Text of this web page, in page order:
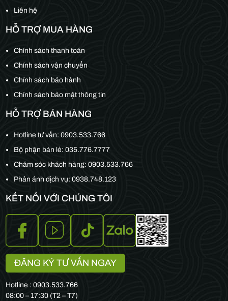
Liên hệ
HỖ TRỢ MUA HÀNG
Chính sách thanh toán
Chính sách vận chuyển
Chính sách bảo hành
Chính sách bảo mật thông tin
HỖ TRỢ BÁN HÀNG
Hotline tư vấn:0903.533.766
Bộ phận bán lẻ:035.776.7777
Chăm sóc khách hàng:0903.533.766
Phản ánh dịch vụ: 0938.748.123
KẾT NỐI VỚI CHÚNG TÔI
ĐĂNG KÝ TƯ VẤN NGAY
Hotline : 0903.533.766
08:00 – 17:30 (T2 – T7)